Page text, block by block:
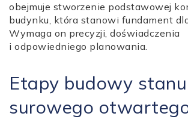
obejmuje stworzenie podstawowej
budynku, która stanowi fundament
Wymaga on precyzji, doświadczenia
i odpowiedniego planowania.
Etapy budowy stanu
surowego